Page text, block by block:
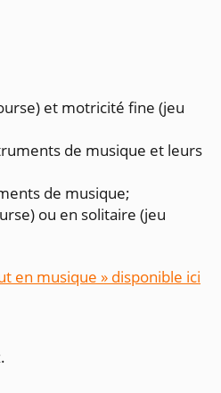
et motricité fine (jeu
de musique et leurs
de musique;
ou en solitaire (jeu
en musique » disponible ici